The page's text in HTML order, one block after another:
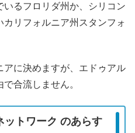
るフロリダ州か、シリコン
リフォルニア州スタンフォ
に決めますが、エドゥアル
合流しません。
ットワーク のあらす